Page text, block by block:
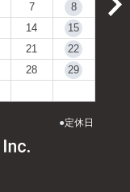
7
8
14
15
21
22
28
29
●定休日